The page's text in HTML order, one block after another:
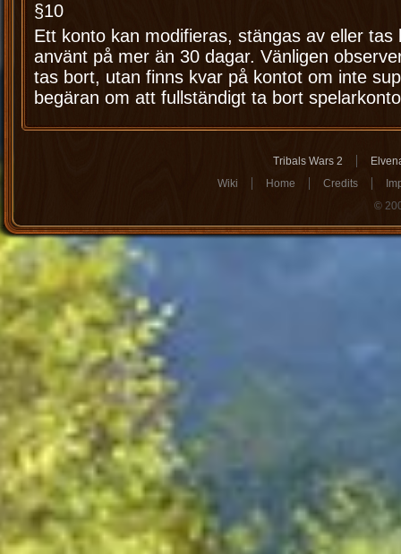
§10
Ett konto kan modifieras, stängas av eller
använt på mer än 30 dagar. Vänligen
tas bort, utan finns kvar på kontot om inte
begäran om att fullständigt ta bort
Tribals Wars 2
Wiki
Home Credits
©